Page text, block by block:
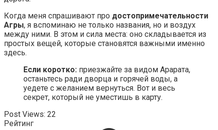
Когда меня спрашивают про достопримечательности
Агры, я вспоминаю не только названия, но и воздух
между ними. В этом и сила места: оно складывается из
простых вещей, которые становятся важными именно
здесь.
Если коротко: приезжайте за видом Арарата,
останьтесь ради дворца и горячей воды, а
уедете с желанием вернуться. Вот и весь
секрет, который не уместишь в карту.
Post Views: 22
Рейтинг